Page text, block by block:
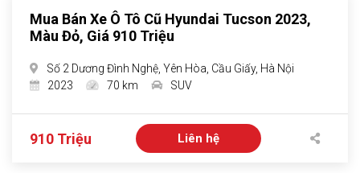
Mua Bán Xe Ô Tô Cũ Hyundai Tucson 2023,
Màu Đỏ, Giá 910 Triệu
Số 2 Dương Đình Nghệ, Yên Hòa, Cầu Giấy, Hà Nội
2023
70 km SUV
910 Triệu Liên hệ